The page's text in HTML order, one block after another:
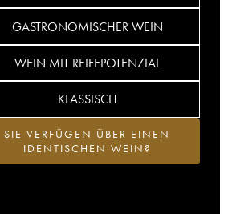
GASTRONOMISCHER WEIN
WEIN MIT REIFEPOTENZIAL
KLASSISCH
SIE VERFÜGEN ÜBER EINEN
IDENTISCHEN WEIN?